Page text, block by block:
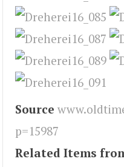
Source
p=15987
Related Items